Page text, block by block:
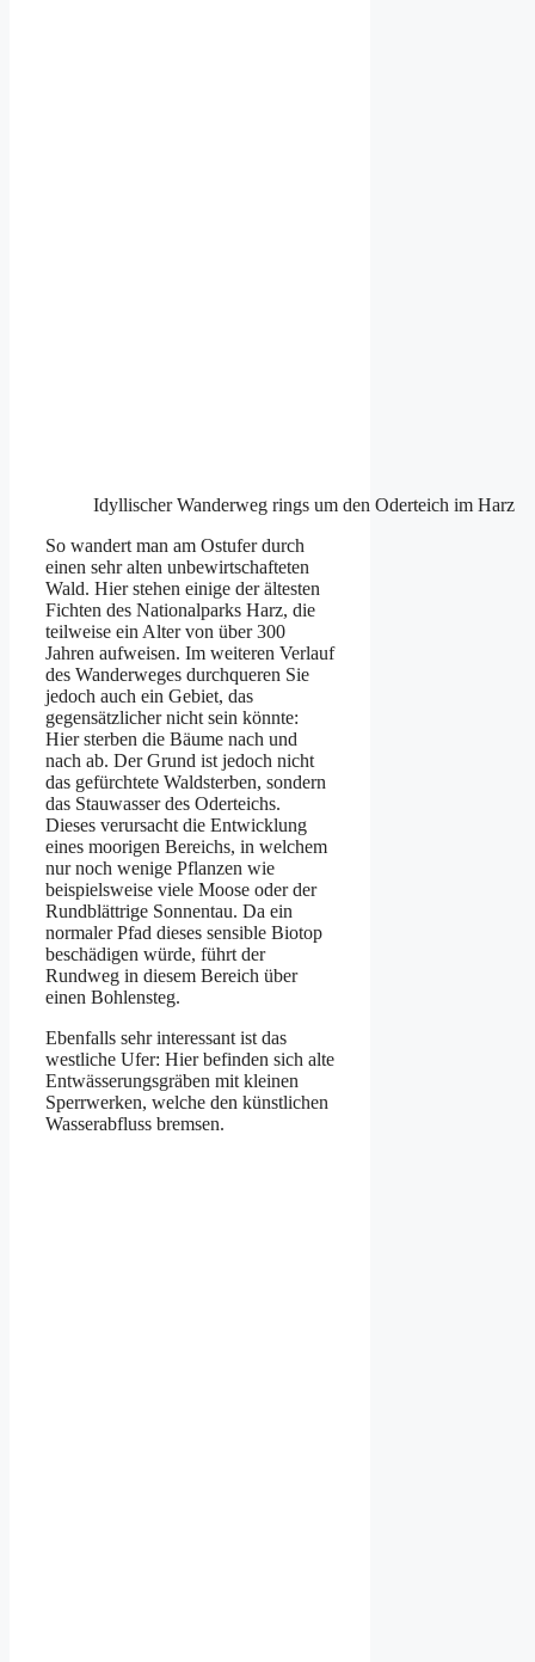
Idyllischer Wanderweg rings um den Oderteich im Harz
So wandert man am Ostufer durch
einen sehr alten unbewirtschafteten
Wald. Hier stehen einige der ältesten
Fichten des Nationalparks Harz, die
teilweise ein Alter von über 300
Jahren aufweisen. Im weiteren Verlauf
des Wanderweges durchqueren Sie
jedoch auch ein Gebiet, das
gegensätzlicher nicht sein könnte:
Hier sterben die Bäume nach und
nach ab. Der Grund ist jedoch nicht
das gefürchtete Waldsterben, sondern
das Stauwasser des Oderteichs.
Dieses verursacht die Entwicklung
eines moorigen Bereichs, in welchem
nur noch wenige Pflanzen wie
beispielsweise viele Moose oder der
Rundblättrige Sonnentau. Da ein
normaler Pfad dieses sensible Biotop
beschädigen würde, führt der
Rundweg in diesem Bereich über
einen Bohlensteg.
Ebenfalls sehr interessant ist das
westliche Ufer: Hier befinden sich alte
Entwässerungsgräben mit kleinen
Sperrwerken, welche den künstlichen
Wasserabfluss bremsen.